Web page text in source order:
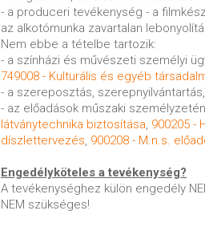
- a produceri tevékenység - a
az alkotómunka zavartalan
Nem ebbe a tételbe tartozik:
- a színházi és művészeti személyi
749008 - Kulturális és egyéb
- a szereposztás,
- az előadások műszaki
látványtechnika biztosítása, 900205 -
díszlettervezés, 900208 - M.n.s.
Engedélyköteles a tevékenység?
A tevékenységhez külön engedély
NEM szükséges!